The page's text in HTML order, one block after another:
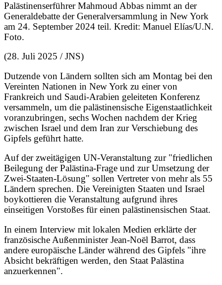
Palästinenserführer Mahmoud Abbas nimmt an der
Generaldebatte der Generalversammlung in New York
am 24. September 2024 teil. Kredit: Manuel Elías/U.N.
Foto.
(28. Juli 2025 / JNS)
Dutzende von Ländern sollten sich am Montag bei den
Vereinten Nationen in New York zu einer von
Frankreich und Saudi-Arabien geleiteten Konferenz
versammeln, um die palästinensische Eigenstaatlichkeit
voranzubringen, sechs Wochen nachdem der Krieg
zwischen Israel und dem Iran zur Verschiebung des
Gipfels geführt hatte.
Auf der zweitägigen UN-Veranstaltung zur "friedlichen
Beilegung der Palästina-Frage und zur Umsetzung der
Zwei-Staaten-Lösung" sollen Vertreter von mehr als 55
Ländern sprechen. Die Vereinigten Staaten und Israel
boykottieren die Veranstaltung aufgrund ihres
einseitigen Vorstoßes für einen palästinensischen Staat.
In einem Interview mit lokalen Medien erklärte der
französische Außenminister Jean-Noël Barrot, dass
andere europäische Länder während des Gipfels "ihre
Absicht bekräftigen werden, den Staat Palästina
anzuerkennen".